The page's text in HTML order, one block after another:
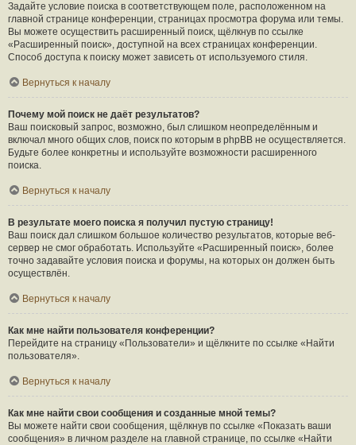
Задайте условие поиска в соответствующем поле, расположенном на
главной странице конференции, страницах просмотра форума или темы.
Вы можете осуществить расширенный поиск, щёлкнув по ссылке
«Расширенный поиск», доступной на всех страницах конференции.
Способ доступа к поиску может зависеть от используемого стиля.
Вернуться к началу
Почему мой поиск не даёт результатов?
Ваш поисковый запрос, возможно, был слишком неопределённым и
включал много общих слов, поиск по которым в phpBB не осуществляется.
Будьте более конкретны и используйте возможности расширенного
поиска.
Вернуться к началу
В результате моего поиска я получил пустую страницу!
Ваш поиск дал слишком большое количество результатов, которые веб-
сервер не смог обработать. Используйте «Расширенный поиск», более
точно задавайте условия поиска и форумы, на которых он должен быть
осуществлён.
Вернуться к началу
Как мне найти пользователя конференции?
Перейдите на страницу «Пользователи» и щёлкните по ссылке «Найти
пользователя».
Вернуться к началу
Как мне найти свои сообщения и созданные мной темы?
Вы можете найти свои сообщения, щёлкнув по ссылке «Показать ваши
сообщения» в личном разделе на главной странице, по ссылке «Найти